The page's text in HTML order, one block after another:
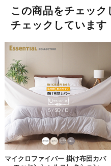
この商品をチェック
チェックしています
マイクロファイバー 掛け布団カバ